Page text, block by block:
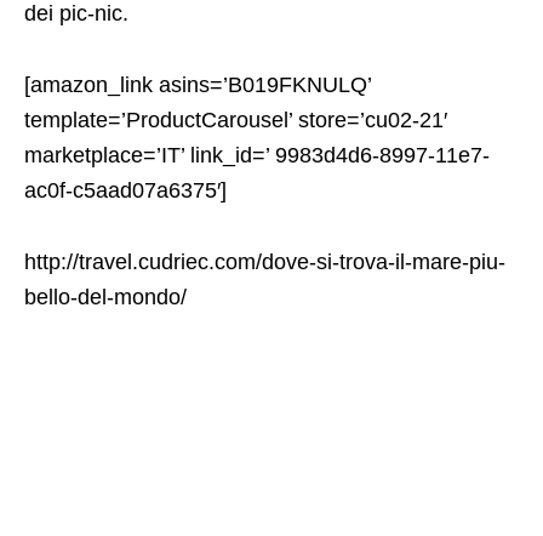
dei pic-nic.
[amazon_link asins=’B019FKNULQ’
template=’ProductCarousel’ store=’cu02-21′
marketplace=’IT’ link_id=’ 9983d4d6-8997-11e7-
ac0f-c5aad07a6375′]
http://travel.cudriec.com/dove-si-trova-il-mare-piu-
bello-del-mondo/